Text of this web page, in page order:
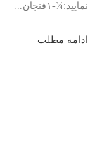
نمایید:¾-۱فنجان...
ادامه مطلب